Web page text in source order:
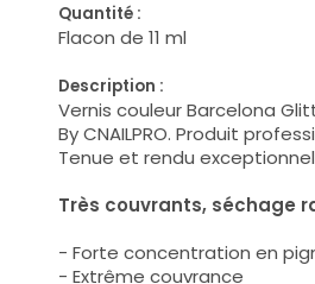
Quantité :
Flacon de 11 ml
Description :
Vernis couleur Barcelona
By CNAILPRO. Produit
Tenue et rendu
Très couvrants, séchage
- Forte concentration en
- Extrême couvrance